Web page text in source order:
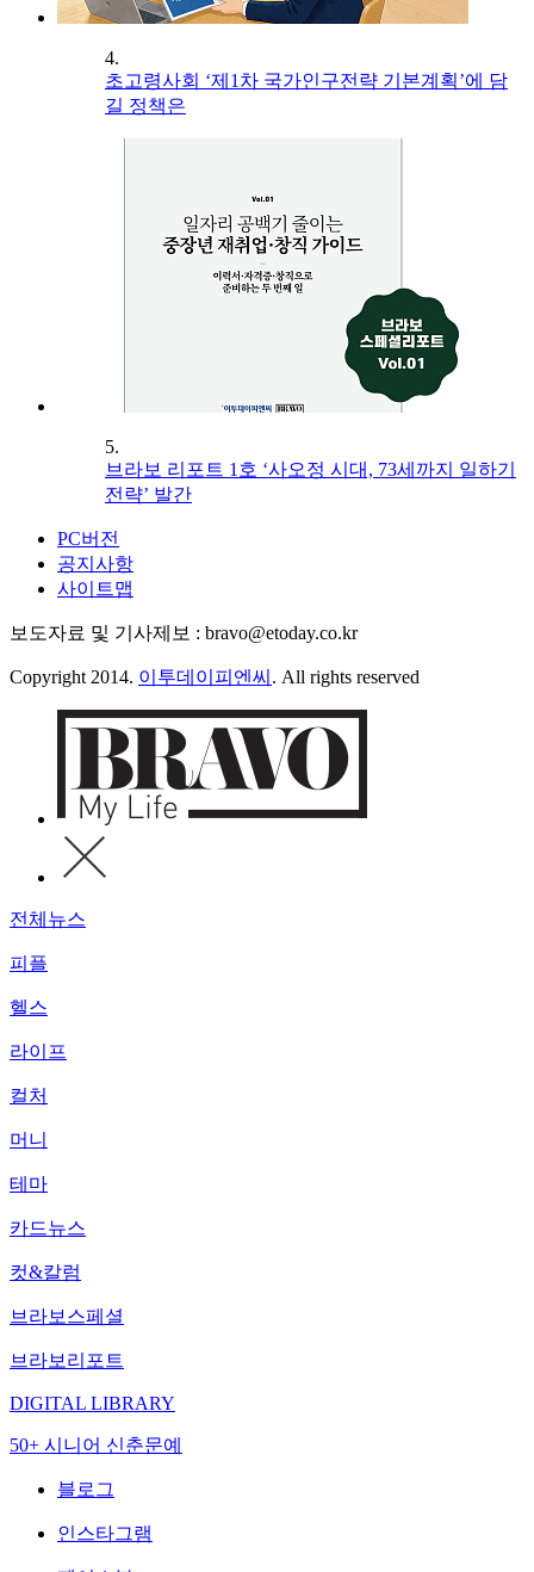
4.
초고령사회 ‘제1차 국가인구전략 기본계획’에 담
길 정책은
5.
브라보 리포트 1호 ‘사오정 시대, 73세까지 일하기
전략’ 발간
PC버전
공지사항
사이트맵
보도자료 및 기사제보 : bravo@etoday.co.kr
Copyright 2014. 이투데이피엔씨 . All rights reserved
전체뉴스
피플
헬스
라이프
컬처
머니
테마
카드뉴스
컷&칼럼
브라보스페셜
브라보리포트
DIGITAL LIBRARY
50+ 시니어 신춘문예
블로그
인스타그램